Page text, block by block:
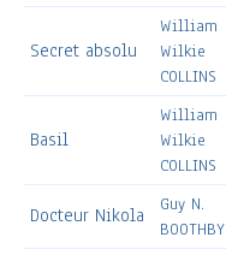
Secret absolu
William
Wilkie
COLLINS
Basil
William
Wilkie
COLLINS
Docteur Nikola
Guy N.
BOOTHBY